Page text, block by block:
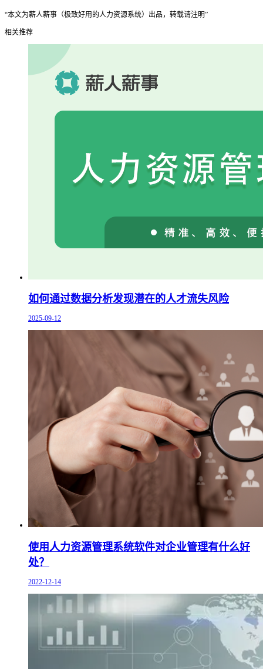
“本文为薪人薪事（极致好用的人力资源系统）出品，转载请注明”
相关推荐
如何通过数据分析发现潜在的人才流失风险
2025-09-12
使用人力资源管理系统软件对企业管理有什么好
处？
2022-12-14